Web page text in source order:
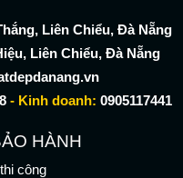
Liên Chiểu, Đà Nẵng
Liên Chiểu, Đà Nẵng
- Kinh doanh: 0905117441
HÀNH
công